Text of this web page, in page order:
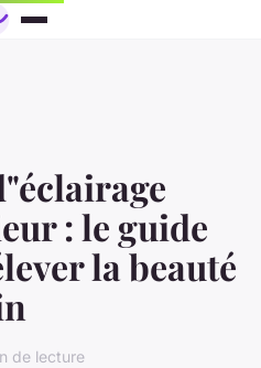
: le guide
la beauté
de lecture